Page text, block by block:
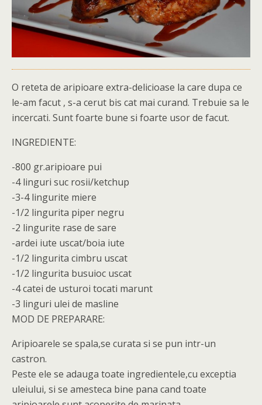
O reteta de aripioare extra-delicioase la care dupa ce
le-am facut , s-a cerut bis cat mai curand. Trebuie sa le
incercati. Sunt foarte bune si foarte usor de facut.
INGREDIENTE:
-800 gr.aripioare pui
-4 linguri suc rosii/ketchup
-3-4 lingurite miere
-1/2 lingurita piper negru
-2 lingurite rase de sare
-ardei iute uscat/boia iute
-1/2 lingurita cimbru uscat
-1/2 lingurita busuioc uscat
-4 catei de usturoi tocati marunt
-3 linguri ulei de masline
MOD DE PREPARARE:
Aripioarele se spala,se curata si se pun intr-un
castron.
Peste ele se adauga toate ingredientele,cu exceptia
uleiului, si se amesteca bine pana cand toate